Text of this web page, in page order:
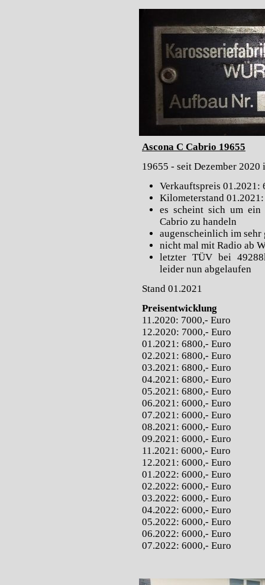
Ascona C Cabrio 19655
19655 - seit Dezember 2020
Verkauftspreis 01.2021:
Kilometerstand
es scheint sich um ein
Cabrio zu handeln
augenscheinlich im sehr
nicht mal mit Radio ab
letzter TÜV bei
leider nun abgelaufen
Stand 01.2021
Preisentwicklung
11.2020: 7000,- Euro
12.2020: 7000,- Euro
01.2021: 6800,- Euro
02.2021: 6800,- Euro
03.2021: 6800,- Euro
04.2021: 6800,- Euro
05.2021: 6800,- Euro
06.2021: 6000,- Euro
07.2021: 6000,- Euro
08.2021: 6000,- Euro
09.2021: 6000,- Euro
11.2021: 6000,- Euro
12.2021: 6000,- Euro
01.2022: 6000,- Euro
02.2022: 6000,- Euro
03.2022: 6000,- Euro
04.2022: 6000,- Euro
05.2022: 6000,- Euro
06.2022: 6000,- Euro
07.2022: 6000,- Euro